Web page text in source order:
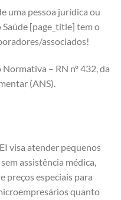
uma pessoa jurídica ou
[page_title] tem o
associados!
– RN nº 432, da
(ANS).
visa atender pequenos
assistência médica,
preços especiais para
quanto